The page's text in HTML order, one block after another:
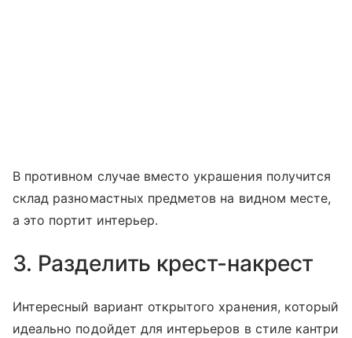
В противном случае вместо украшения получится
склад разномастных предметов на видном месте,
а это портит интерьер.
3. Разделить крест-накрест
Интересный вариант открытого хранения, который
идеально подойдет для интерьеров в стиле кантри